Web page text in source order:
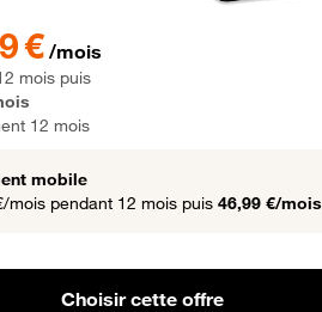
€ /mois
mois puis
12 mois
mobile
mois pendant 12 mois puis 46,99 €/mois
Choisir cette offre